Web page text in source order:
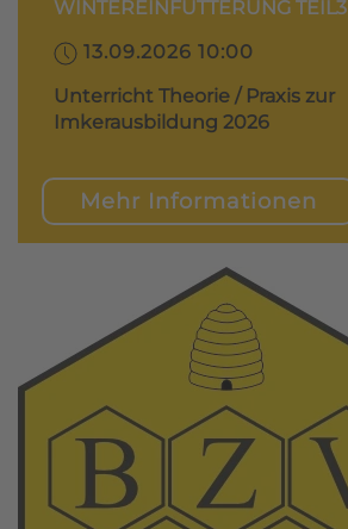
WINTEREINFÜTTERUNG TEIL3
13.09.2026 10:00
Unterricht Theorie / Praxis zur
Imkerausbildung 2026
Mehr Informationen